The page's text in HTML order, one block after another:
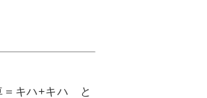
＝キハ+キハ と